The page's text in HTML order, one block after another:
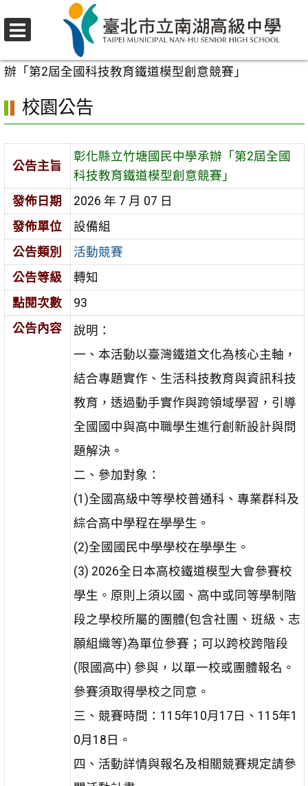
至
要
區
校園公告
辦「第2屆全國科技教育鐵道模型創意競賽」
校園公告
公告主旨
彰化縣立竹塘國民中學承辦「第2屆全國
科技教育鐵道模型創意競賽」
發佈日期
2026 年 7 月 07 日
發佈單位
設備組
公告類別
活動競賽
公告等級
轉知
點閱次數
93
公告內容
說明：
一、本活動以臺灣鐵道文化為核心主軸，
結合專題實作、生活科技教育與資訊科技
教育，透過動手實作與跨領域學習，引導
全國國中與高中職學生進行創新設計與問
題解決。
二、參加對象：
(1)全國高級中等學校普通科、專業群科及
綜合高中學程在學學生。
(2)全國國民中學學校在學學生。
(3) 2026全日本高校鐵道模型大會參賽校
學生。原則上須以國、高中或同等學制階
段之學校所屬的團體(包含社團、班級、志
願組織等)為單位參賽；可以跨校跨階段
(限國高中) 參與，以單一校或團體報名。
參賽須取得學校之同意。
三、競賽時間：115年10月17日、115年1
0月18日。
四、活動詳情與報名及相關競賽規定請參
選
單